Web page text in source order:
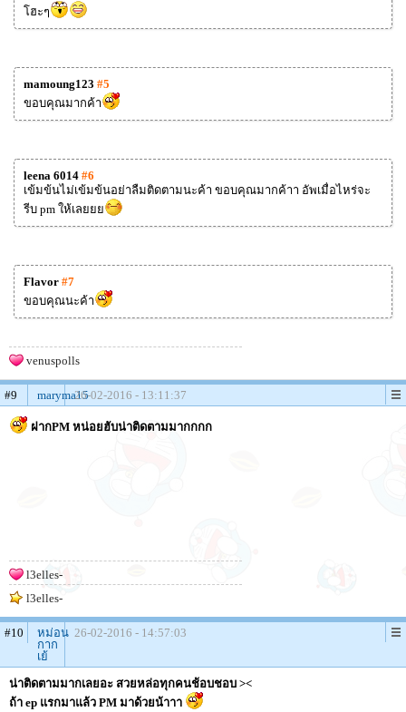
โฮะๆ
mamoung123 #5
ขอบคุณมากค้า
leena 6014 #6
เข้มข้นไม่เข้มข้นอย่าลืมติดตามนะค้า ขอบคุณมากค้าา อัพเมื่อไหร่จะ
รีบ pm ให้เลยยย
Flavor #7
ขอบคุณนะค้า
venuspolls
#9 maryma1526-02-2016 - 13:11:37
ฝากPM หน่อยฮับน่าติดตามมากกกก
l3elles-
l3elles-
#10
หม่อน
กาก
เย้
26-02-2016 - 14:57:03
น่าติดตามมากเลยอะ สวยหล่อทุกคนช้อบชอบ ><
ถ้า ep แรกมาแล้ว PM มาด้วยน้าาา